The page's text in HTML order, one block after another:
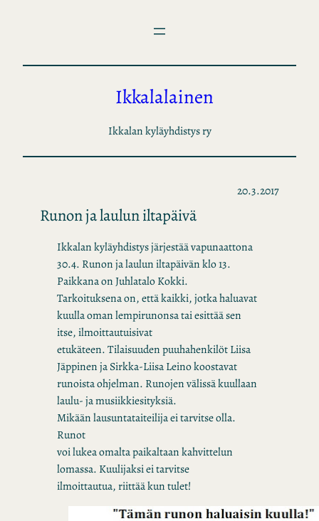
Ikkalalainen
Ikkalan kyläyhdistys ry
20.3.2017
Runon ja laulun iltapäivä
Ikkalan kyläyhdistys järjestää vapunaattona
30.4. Runonjalauluniltapäivän klo 13.
Paikkana on Juhlatalo Kokki.
Tarkoituksena on, että kaikki, jotka haluavat
kuulla oman lempirunonsa tai esittää sen
itse, ilmoittautuisivat
etukäteen. Tilaisuuden puuhahenkilöt Liisa
JäppinenjaSirkka-Liisa Leino koostavat
runoista ohjelman. Runojen välissä kuullaan
laulu-jamusiikkiesityksiä.
Mikään lausuntataiteilija ei tarvitse olla.
Runot
voi lukea omalta paikaltaan kahvittelun
lomassa. Kuulijaksi ei tarvitse
ilmoittautua, riittää kun tulet!